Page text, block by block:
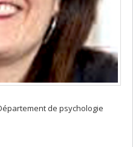
de psychologie